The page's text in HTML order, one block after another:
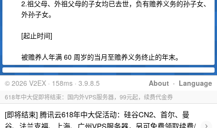
2.祖父母、外祖父母的子女均已去世，负有赡养义务的孙子女、
外孙子女。
[起止时间]
被赡养人年满 60 周岁的当月至赡养义务终止的年末。
About · Language
© 2026 V2EX · 158ms · 3.9.8.5
618年中大促即将结束：国内外VPS服务器，99元起，续费代金券
[即将结束] 腾讯云618年中大促活动：硅谷CN2、首尔、曼
谷、法兰克福、上海、广州VPS服务器，另可免费领取续费/
›